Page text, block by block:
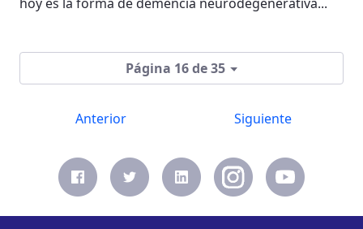
Página 16 de 35
Anterior Siguiente